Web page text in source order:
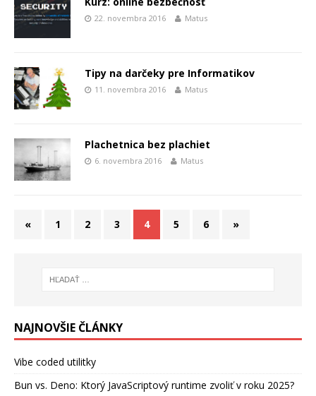
22. novembra 2016 Matus
Tipy na darčeky pre Informatikov
11. novembra 2016 Matus
Plachetnica bez plachiet
6. novembra 2016 Matus
« 1 2 3 4 5 6 »
NAJNOVŠIE ČLÁNKY
Vibe coded utilitky
Bun vs. Deno: Ktorý JavaScriptový runtime zvoliť v roku 2025?